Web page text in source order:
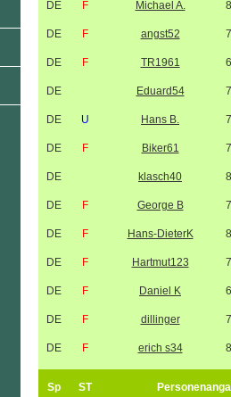
DE F Michael A.
DE F angst52
DE F TR1961
DE Eduard54
DE U Hans B.
DE F Biker61
DE klasch40
DE F George B
DE F Hans-DieterK
DE F Hartmut123
DE F Daniel K
DE F dillinger
DE F erich s34
Sp ST